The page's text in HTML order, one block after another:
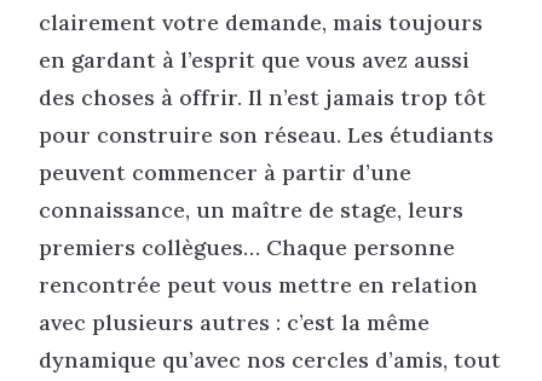
clairement votre demande, mais toujours
en gardant à l’esprit que vous avez aussi
des choses à offrir. Il n’est jamais trop tôt
pour construire son réseau. Les étudiants
peuvent commencer à partir d’une
connaissance, un maître de stage, leurs
premiers collègues… Chaque personne
rencontrée peut vous mettre en relation
avec plusieurs autres : c’est la même
dynamique qu’avec nos cercles d’amis, tout